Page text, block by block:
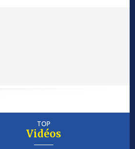
TOP
Vidéos